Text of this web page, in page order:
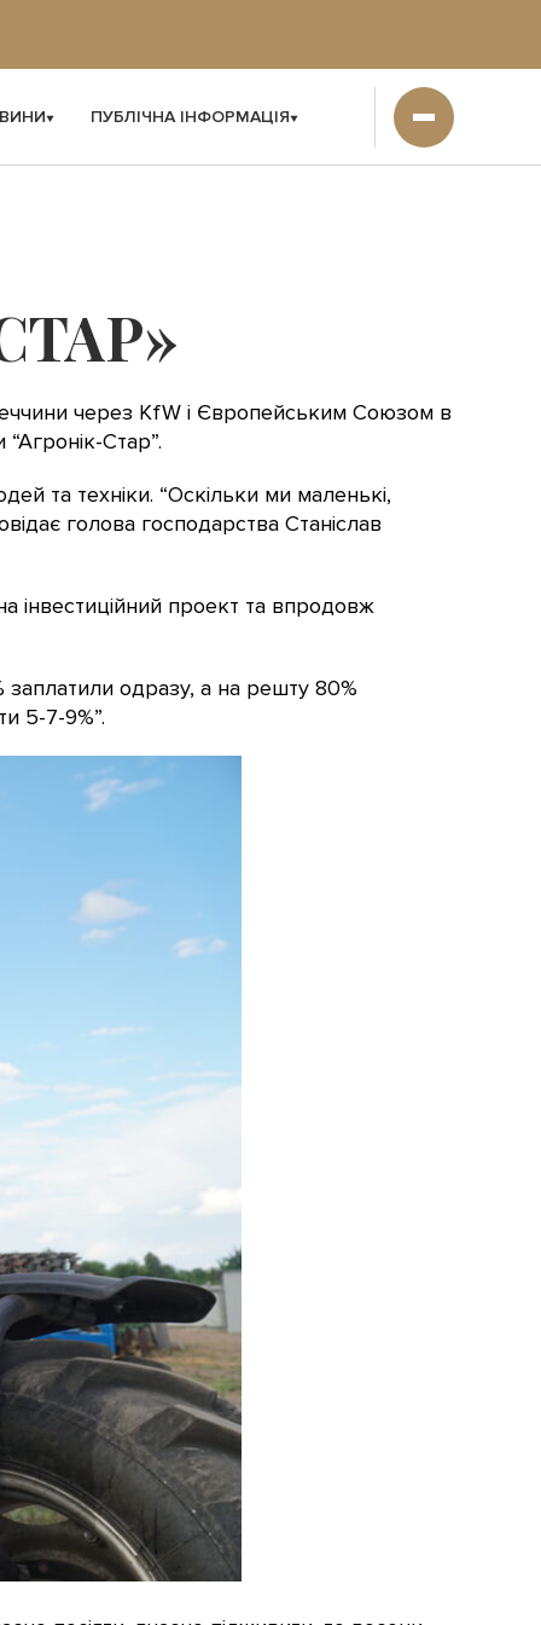
ПУБЛІЧНА ІНФОРМАЦІЯ
через KfW і Європейським Союзом в
Стар”.
та техніки. “Оскільки ми маленькі,
голова господарства Станіслав
інвестиційний проект та впродовж
заплатили одразу, а на решту 80%
5-7-9%”.